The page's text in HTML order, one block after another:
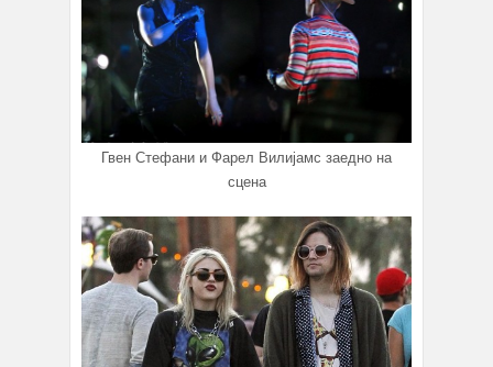
Гвен Стефани и Фарел Вилијамс заедно на
сцена